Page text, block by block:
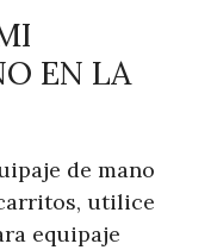
EN LA
de mano
utilice
equipaje